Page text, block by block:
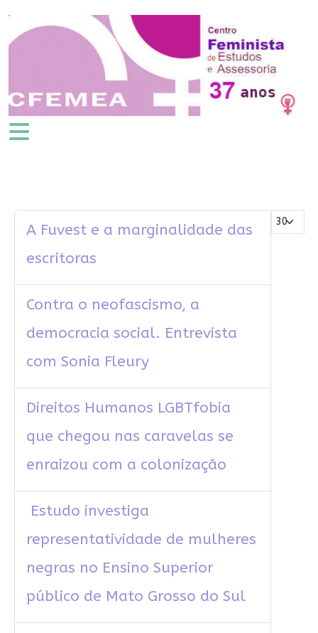
Mostrar #
A Fuvest e a marginalidade das
escritoras
Contra o neofascismo, a
democracia social. Entrevista
com Sonia Fleury
Direitos Humanos LGBTfobia
que chegou nas caravelas se
enraizou com a colonização
Estudo investiga
representatividade de mulheres
negras no Ensino Superior
público de Mato Grosso do Sul